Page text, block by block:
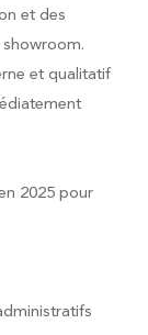
et des
et qualitatif
2025 pour